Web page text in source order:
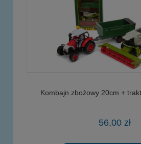
Kombajn zbożowy 20cm +
56,00 zł